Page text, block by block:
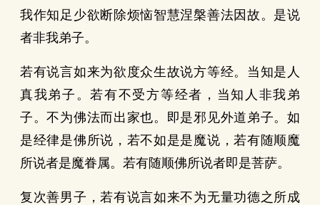
我作知足少欲断除烦恼智慧涅槃善法因故。是说
者非我弟子。
若有说言如来为欲度众生故说方等经。当知是人
真我弟子。若有不受方等经者，当知人非我弟
子。不为佛法而出家也。即是邪见外道弟子。如
是经律是佛所说，若不如是是魔说，若有随顺魔
所说者是魔眷属。若有随顺佛所说者即是菩萨。
复次善男子，若有说言如来不为无量功德之所成